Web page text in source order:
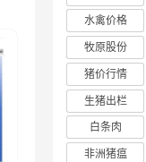
水禽价格
牧原股份
猪价行情
生猪出栏
白条肉
非洲猪瘟